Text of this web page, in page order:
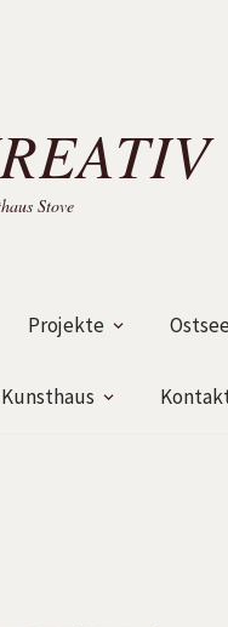
Stove
Projekte